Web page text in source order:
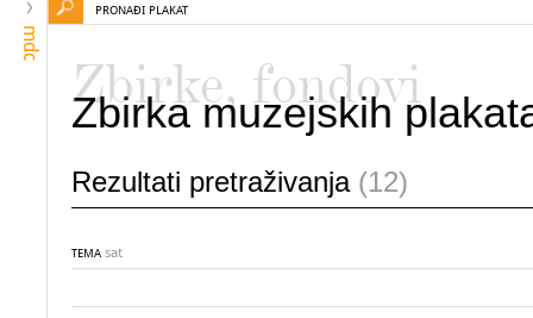
mdc
PRONAĐI PLAKAT
Zbirke, fondovi
Zbirka muzejskih
Rezultati pretraživanja (12)
TEMA sat